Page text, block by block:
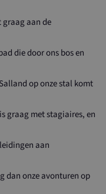
aan de
die door ons bos en
op onze stal komt
graag met stagiaires, en
aan
dan onze avonturen op